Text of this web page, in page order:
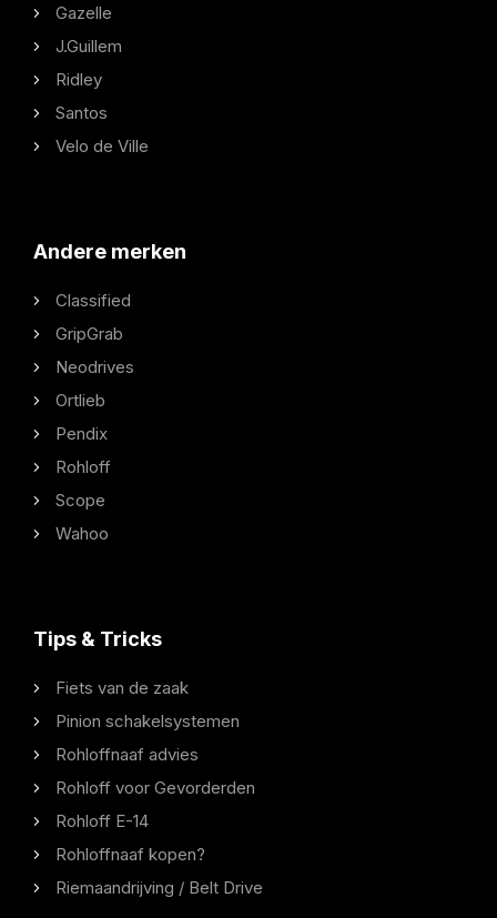
Gazelle
J.Guillem
Ridley
Santos
Velo de Ville
Andere merken
Classified
GripGrab
Neodrives
Ortlieb
Pendix
Rohloff
Scope
Wahoo
Tips & Tricks
Fiets van de zaak
Pinion schakelsystemen
Rohloffnaaf advies
Rohloff voor Gevorderden
Rohloff E-14
Rohloffnaaf kopen?
Riemaandrijving / Belt Drive